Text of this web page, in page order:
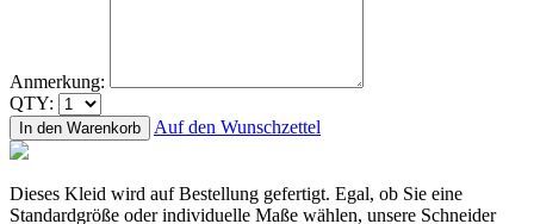
Anmerkung:
QTY:
In den Warenkorb Auf den Wunschzettel
Dieses Kleid wird auf Bestellung gefertigt. Egal, ob Sie eine
Standardgröße oder individuelle Maße wählen, unsere Schneider